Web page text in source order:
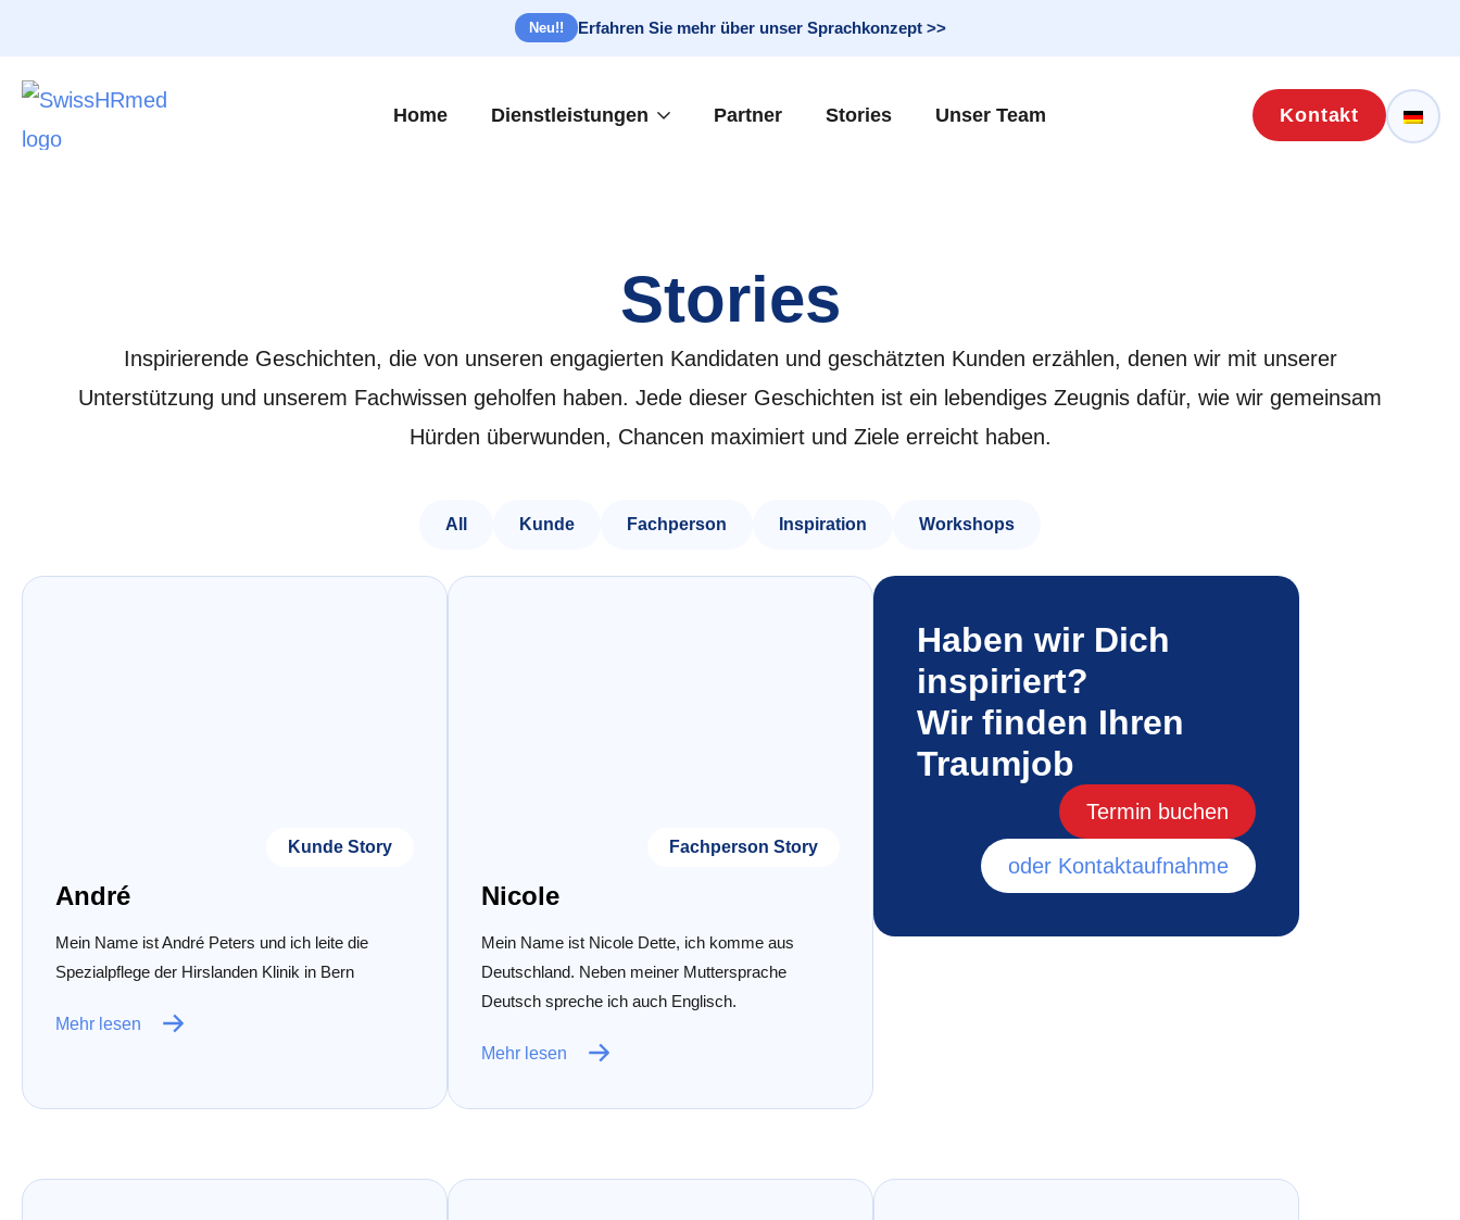
Neu!! Erfahren Sie mehr über unser Sprachkonzept >>
Home Dienstleistungen Partner Stories Unser Team Kontakt
Stories
Inspirierende Geschichten, die von unseren engagierten Kandidaten und geschätzten Kunden erzählen, denen wir mit unserer
Unterstützung und unserem Fachwissen geholfen haben. Jede dieser Geschichten ist ein lebendiges Zeugnis dafür, wie wir gemeinsam
Hürden überwunden, Chancen maximiert und Ziele erreicht haben.
All Kunde Fachperson Inspiration Workshops
Kunde Story
André
Mein Name ist André Peters und ich leite die
Spezialpflege der Hirslanden Klinik in Bern
Mehr lesen
Fachperson Story
Nicole
Mein Name ist Nicole Dette, ich komme aus
Deutschland. Neben meiner Muttersprache
Deutsch spreche ich auch Englisch.
Mehr lesen
Haben wir Dich
inspiriert?
Wir finden Ihren
Traumjob
Termin buchen
oder Kontaktaufnahme